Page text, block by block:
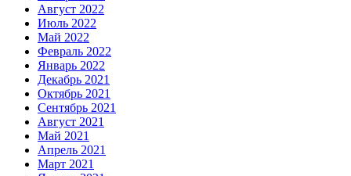
Август 2022
Июль 2022
Май 2022
Февраль 2022
Январь 2022
Декабрь 2021
Октябрь 2021
Сентябрь 2021
Август 2021
Май 2021
Апрель 2021
Март 2021